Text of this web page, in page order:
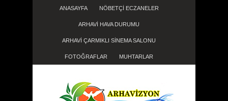
ANASAYFA NÖBETÇİ ECZANELER
ARHAVİ HAVA DURUMU
ARHAVİ ÇARMIKLI SİNEMA SALONU
FOTOĞRAFLAR MUHTARLAR